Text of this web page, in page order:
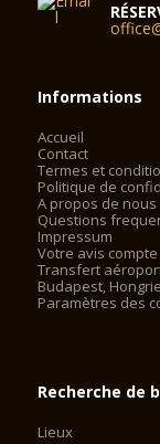
Informations
Accueil
Contact
Termes et
Politique de
A propos de nous
Questions
Impressum
Votre avis compte
Transfert
Budapest, Hongrie
Paramètres des
Recherche de
Lieux